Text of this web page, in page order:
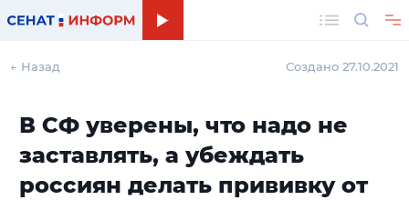
← Назад Создано 27.10.2021
В СФ уверены, что надо не
заставлять, а убеждать
россиян делать прививку от